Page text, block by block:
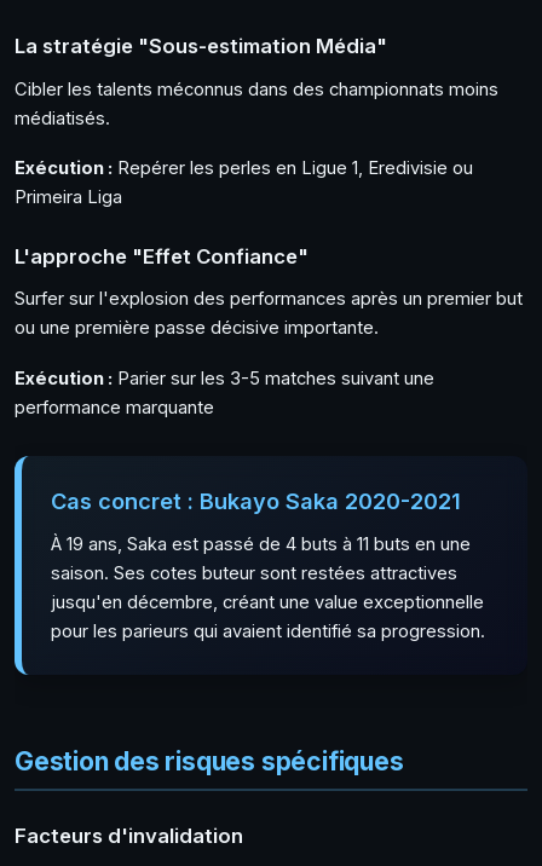
La stratégie "Sous-estimation Média"
Cibler les talents méconnus dans des championnats moins
médiatisés.
Exécution : Repérer les perles en Ligue 1, Eredivisie ou
Primeira Liga
L'approche "Effet Confiance"
Surfer sur l'explosion des performances après un premier but
ou une première passe décisive importante.
Exécution : Parier sur les 3-5 matches suivant une
performance marquante
Cas concret : Bukayo Saka 2020-2021
À 19 ans, Saka est passé de 4 buts à 11 buts en une
saison. Ses cotes buteur sont restées attractives
jusqu'en décembre, créant une value exceptionnelle
pour les parieurs qui avaient identifié sa progression.
Gestion des risques spécifiques
Facteurs d'invalidation